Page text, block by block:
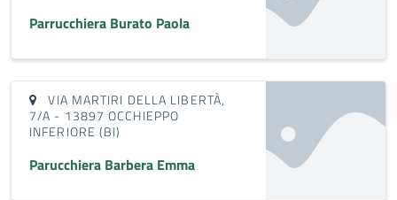
Parrucchiera Burato Paola
VIA MARTIRI DELLA LIBERTÀ,
7/A - 13897 OCCHIEPPO
INFERIORE (BI)
Parucchiera Barbera Emma